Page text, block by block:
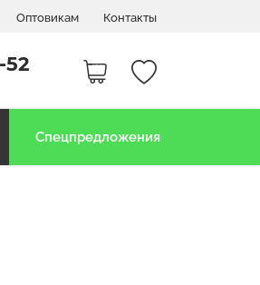
Оптовикам Контакты
52
Спецпредложения